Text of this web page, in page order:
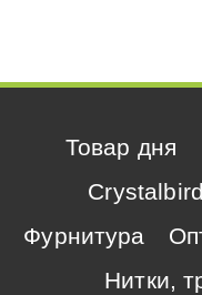
Товар дня
Crystalbird
Фурнитура
Нитки,